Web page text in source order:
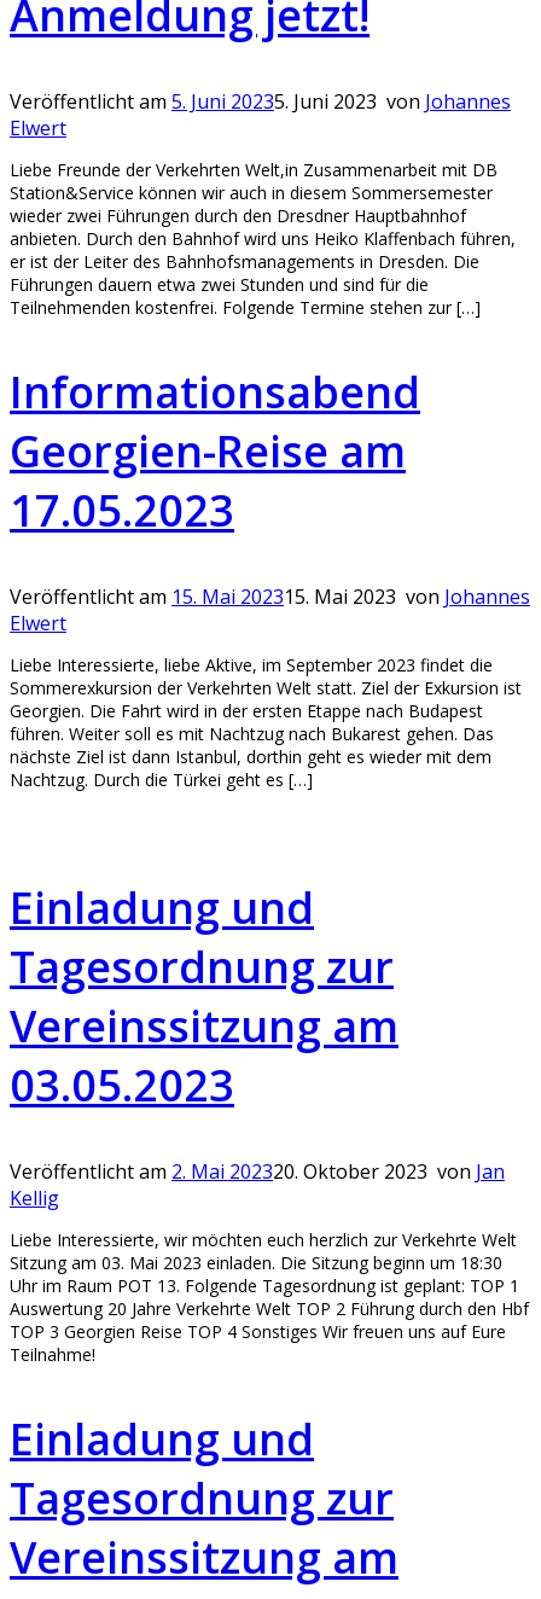
Anmeldung jetzt!
Veröffentlicht am 5. Juni 20235. Juni 2023 von Johannes
Elwert
Liebe Freunde der Verkehrten Welt,in Zusammenarbeit mit DB
Station&Service können wir auch in diesem Sommersemester
wieder zwei Führungen durch den Dresdner Hauptbahnhof
anbieten. Durch den Bahnhof wird uns Heiko Klaffenbach führen,
er ist der Leiter des Bahnhofsmanagements in Dresden. Die
Führungen dauern etwa zwei Stunden und sind für die
Teilnehmenden kostenfrei. Folgende Termine stehen zur […]
Informationsabend
Georgien-Reise am
17.05.2023
Veröffentlicht am 15. Mai 202315. Mai 2023 von Johannes
Elwert
Liebe Interessierte, liebe Aktive, im September 2023 findet die
Sommerexkursion der Verkehrten Welt statt. Ziel der Exkursion ist
Georgien. Die Fahrt wird in der ersten Etappe nach Budapest
führen. Weiter soll es mit Nachtzug nach Bukarest gehen. Das
nächste Ziel ist dann Istanbul, dorthin geht es wieder mit dem
Nachtzug. Durch die Türkei geht es […]
Einladung und
Tagesordnung zur
Vereinssitzung am
03.05.2023
Veröffentlicht am 2. Mai 202320. Oktober 2023 von Jan
Kellig
Liebe Interessierte, wir möchten euch herzlich zur Verkehrte Welt
Sitzung am 03. Mai 2023 einladen. Die Sitzung beginn um 18:30
Uhr im Raum POT 13. Folgende Tagesordnung ist geplant: TOP 1
Auswertung 20 Jahre Verkehrte Welt TOP 2 Führung durch den Hbf
TOP 3 Georgien Reise TOP 4 Sonstiges Wir freuen uns auf Eure
Teilnahme!
Einladung und
Tagesordnung zur
Vereinssitzung am